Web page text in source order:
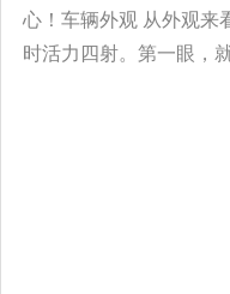
心！车辆外观 从外观来
时活力四射。第一眼，